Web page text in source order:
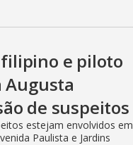
e piloto
Augusta
de suspeitos
estejam envolvidos em
Paulista e Jardins